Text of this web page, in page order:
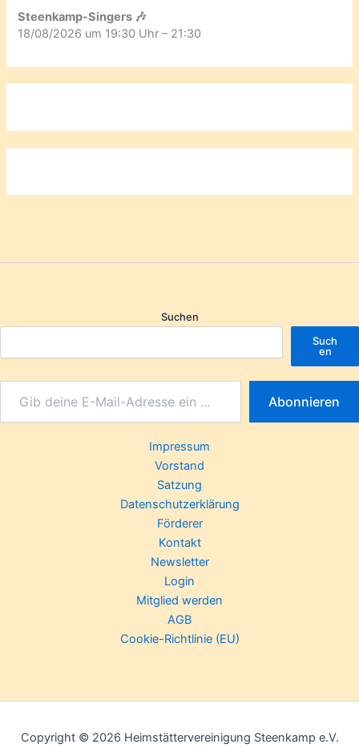
Steenkamp-Singers 🎶
18/08/2026 um 19:30 Uhr – 21:30
Suchen
Such
en
Abonnieren
Impressum
Vorstand
Satzung
Datenschutzerklärung
Förderer
Kontakt
Newsletter
Login
Mitglied werden
AGB
Cookie-Richtlinie (EU)
Copyright © 2026 Heimstättervereinigung Steenkamp e.V.